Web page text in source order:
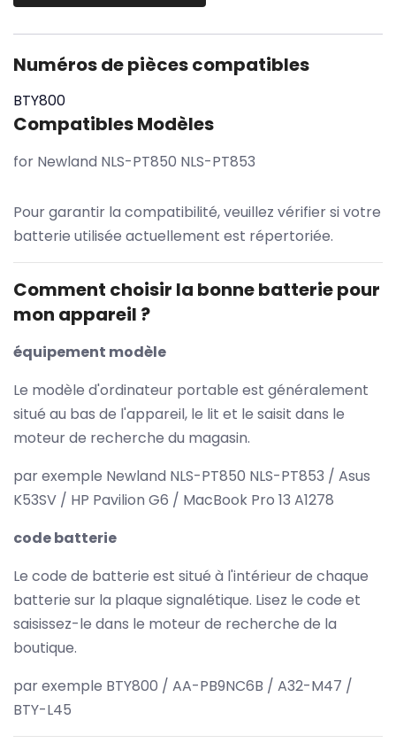
Numéros de pièces compatibles
BTY800
Compatibles Modèles
for Newland NLS-PT850 NLS-PT853
Pour garantir la compatibilité, veuillez vérifier si votre
batterie utilisée actuellement est répertoriée.
Comment choisir la bonne batterie pour
mon appareil ?
équipement modèle
Le modèle d'ordinateur portable est généralement
situé au bas de l'appareil, le lit et le saisit dans le
moteur de recherche du magasin.
par exemple Newland NLS-PT850 NLS-PT853 / Asus
K53SV / HP Pavilion G6 / MacBook Pro 13 A1278
code batterie
Le code de batterie est situé à l'intérieur de chaque
batterie sur la plaque signalétique. Lisez le code et
saisissez-le dans le moteur de recherche de la
boutique.
par exemple BTY800 / AA-PB9NC6B / A32-M47 /
BTY-L45